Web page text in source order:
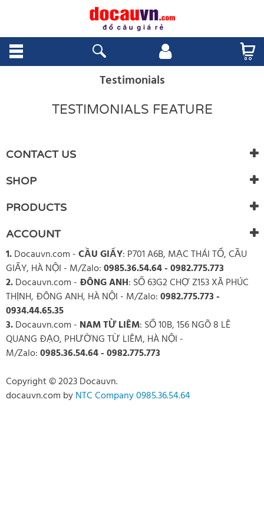
Testimonials
TESTIMONIALS FEATURE
CONTACT US
SHOP
PRODUCTS
ACCOUNT
1.Docauvn.com -CẦU GIẤY: P701 A6B, MẠC THÁI TỔ, CẦU
GIẤY, HÀ NỘI - M/Zalo:0985.36.54.64 - 0982.775.773
2.Docauvn.com - ĐÔNG ANH: SỐ 63G2 CHỢ Z153 XÃ PHÚC
THỊNH, ĐÔNG ANH, HÀ NỘI - M/Zalo:0982.775.773 -
0934.44.65.35
3.Docauvn.com - NAM TỪ LIÊM: SỐ 10B, 156 NGÕ 8 LÊ
QUANG ĐẠO, PHƯỜNG TỪ LIÊM, HÀ NỘI -
M/Zalo:0985.36.54.64 - 0982.775.773
Copyright © 2023 Docauvn.
docauvn.com byNTC Company 0985.36.54.64